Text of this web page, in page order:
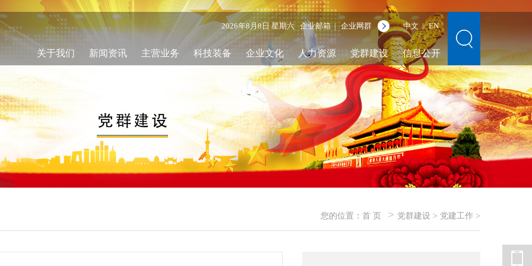
2026年8月8日 星期六企业邮箱 | 企业网群 中文 | EN
关于我们 新闻资讯 主营业务 科技装备 企业文化 人力资源 党群建设 信息公开
您的位置： 首 页 > 党群建设 > 党建工作 >